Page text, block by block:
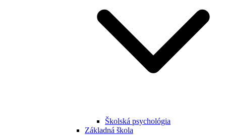
Školská psychológia
Základná škola